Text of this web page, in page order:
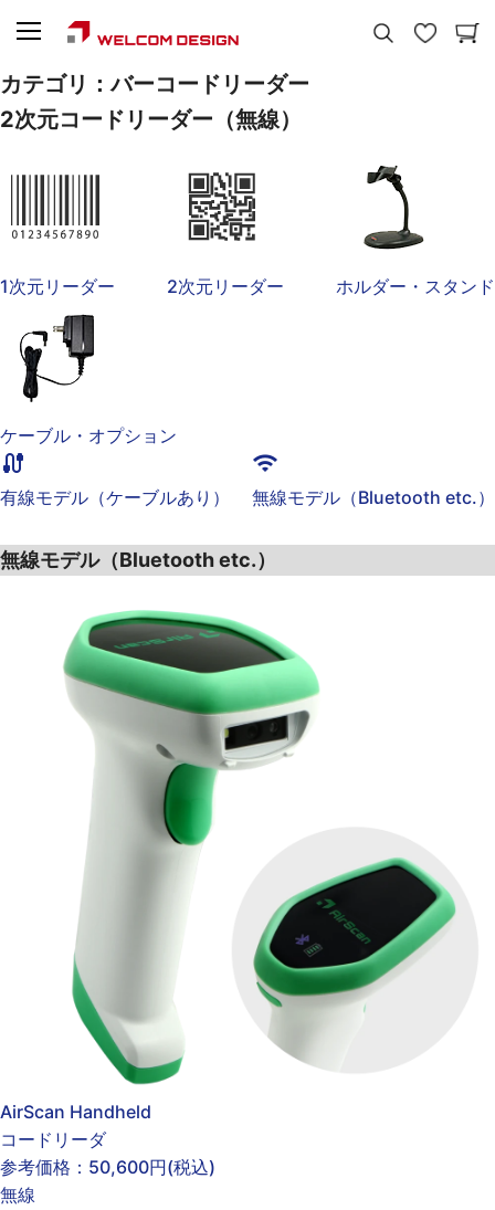
カテゴリ：バーコードリーダー
2次元コードリーダー（無線）
1次元リーダー 2次元リーダー ホルダー・スタンド
ケーブル・オプション
cable
有線モデル（ケーブルあり）
wifi
無線モデル（Bluetooth etc.）
無線モデル（Bluetooth etc.）
AirScan Handheld
コードリーダ
参考価格： 50,600円(税込)
無線